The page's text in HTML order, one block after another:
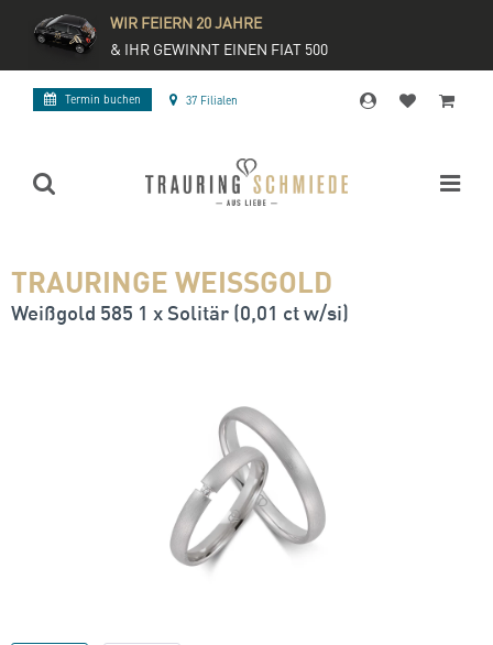
WIR FEIERN 20 JAHRE
& IHR GEWINNT EINEN FIAT 500
Termin buchen 37 Filialen
TRAURINGE WEISSGOLD
Weißgold 585 1 x Solitär (0,01 ct w/si)